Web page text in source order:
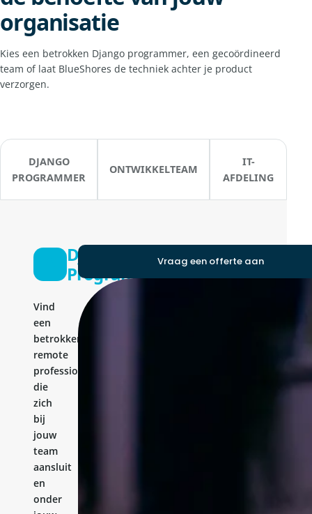
organisatie
Kies een betrokken Django programmer, een gecoördineerd
team of laat BlueShores de techniek achter je product
verzorgen.
DJANGO
PROGRAMMER
ONTWIKKELTEAM
IT-
AFDELING
Django
Programmer
Vind
een
betrokken
remote
professional
die
zich
bij
jouw
team
aansluit
en
onder
Vraag een offerte aan